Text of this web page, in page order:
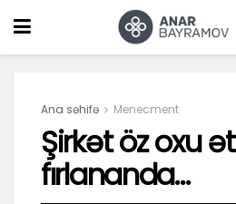
Ana səhifə Menecment
Şirkət öz oxu
fırlananda…